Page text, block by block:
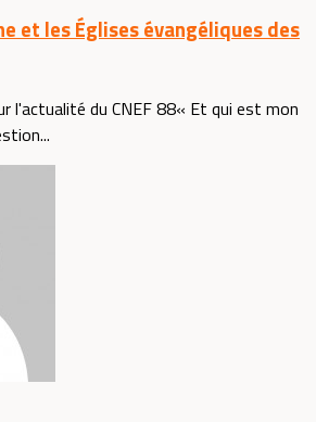
et les Églises évangéliques des
l'actualité du CNEF 88« Et qui est mon